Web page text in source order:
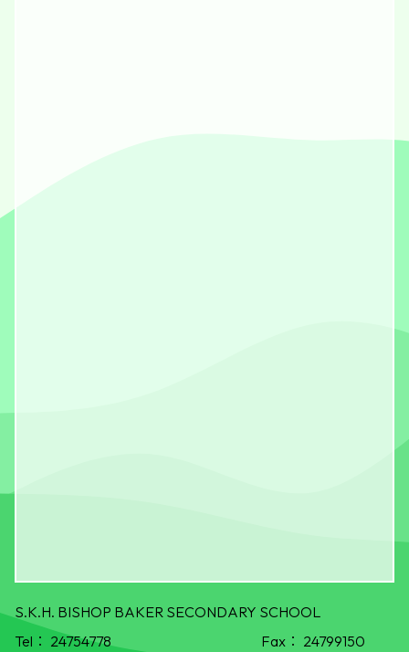
S.K.H. BISHOP BAKER SECONDARY SCHOOL
Tel： 24754778 Fax： 24799150